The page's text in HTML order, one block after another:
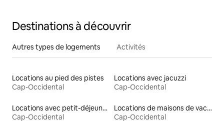
Destinations à découvrir
Autres types de logements Activités
Locations au pied des pistes
Cap-Occidental
Locations avec jacuzzi
Cap-Occidental
Locations avec petit-déjeuner
Cap-Occidental
Locations de maisons de vacances
Cap-Occidental